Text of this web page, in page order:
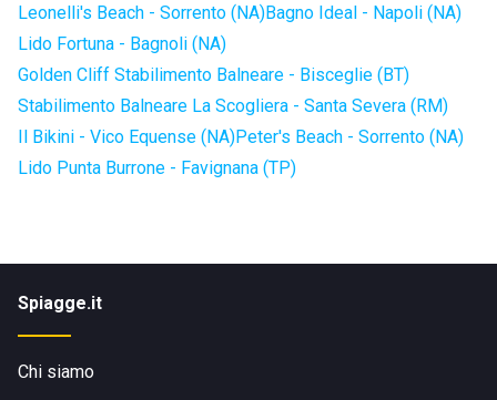
Leonelli's Beach - Sorrento (NA)Bagno Ideal - Napoli (NA)
Lido Fortuna - Bagnoli (NA)
Golden Cliff Stabilimento Balneare - Bisceglie (BT)
Stabilimento Balneare La Scogliera - Santa Severa (RM)
Il Bikini - Vico Equense (NA)Peter's Beach - Sorrento (NA)
Lido Punta Burrone - Favignana (TP)
Spiagge.it
Chi siamo